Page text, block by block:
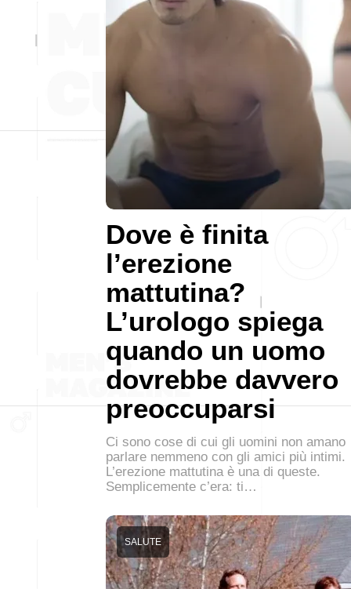
Dove è finita
l’erezione
mattutina?
L’urologo spiega
quando un uomo
dovrebbe davvero
preoccuparsi
Ci sono cose di cui gli uomini non amano
parlare nemmeno con gli amici più intimi.
L’erezione mattutina è una di queste.
Semplicemente c’era: ti…
SALUTE